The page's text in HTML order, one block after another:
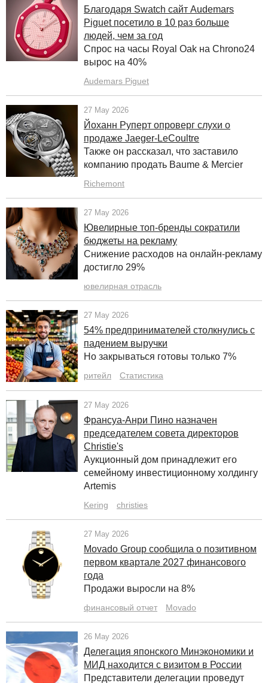
Благодаря Swatch сайт Audemars
Piguet посетило в 10 раз больше
людей, чем за год
Спрос на часы Royal Oak на Chrono24
вырос на 40%
Audemars Piguet
27 May 2026
Йоханн Руперт опроверг слухи о
продаже Jaeger-LeCoultre
Также он рассказал, что заставило
компанию продать Baume & Mercier
Richemont
27 May 2026
Ювелирные топ-бренды сократили
бюджеты на рекламу
Снижение расходов на онлайн-рекламу
достигло 29%
ювелирная отрасль
27 May 2026
54% предпринимателей столкнулись с
падением выручки
Но закрываться готовы только 7%
ритейл Статистика
27 May 2026
Франсуа-Анри Пино назначен
председателем совета директоров
Christie's
Аукционный дом принадлежит его
семейному инвестиционному холдингу
Artemis
Kering christies
27 May 2026
Movado Group сообщила о позитивном
первом квартале 2027 финансового
года
Продажи выросли на 8%
финансовый отчет Movado
26 May 2026
Делегация японского Минэкономики и
МИД находится с визитом в России
Представители делегации проведут